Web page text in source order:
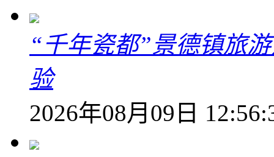
“千年瓷都”景德镇旅
验
2026年08月09日